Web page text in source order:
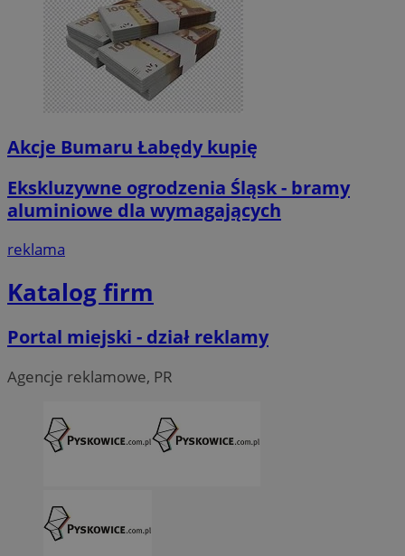
Akcje Bumaru Łabędy kupię
Ekskluzywne ogrodzenia Śląsk - bramy
aluminiowe dla wymagających
reklama
Katalog firm
Portal miejski - dział reklamy
Agencje reklamowe, PR